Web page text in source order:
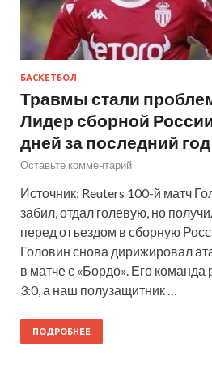
БАСКЕТБОЛ
Травмы стали
Лидер сборной
дней за последний год
Оставьте комментарий
Источник: Reuters 100-й матч
забил, отдал голевую, но
перед отъездом в сборную
Головин снова дирижировал
в матче с «Бордо». Его команда
3:0, а наш полузащитник …
ПОДРОБНЕЕ